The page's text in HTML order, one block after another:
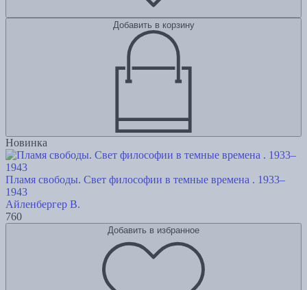
Добавить в корзину
Новинка
Пламя свободы. Свет философии в темные времена . 1933–
1943
Айленбергер В.
760
Добавить в избранное